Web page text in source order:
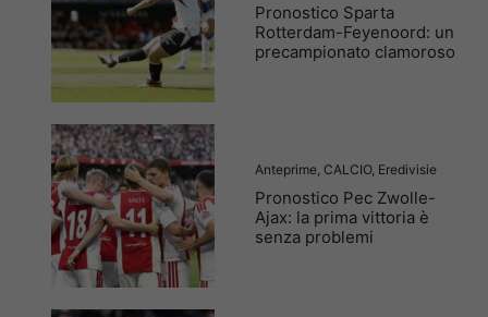
Pronostico Sparta
Rotterdam-Feyenoord: un
precampionato clamoroso
Anteprime CALCIO, Eredivisie
Pronostico Pec Zwolle-
Ajax: la prima vittoria è
senza problemi